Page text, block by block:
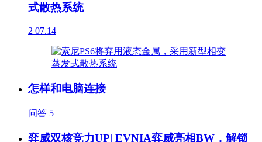
式散热系统
2 07.14
怎样和电脑连接
问答 5
弈威双核竞力UP| EVNIA弈威亮相BW，解锁